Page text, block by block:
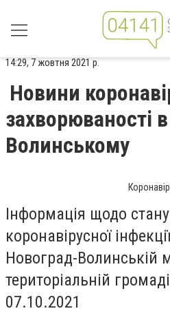
14:29, 7 жовтня 2021 р.
Новини
захворюваності
Волинському
Інформація щодо
коронавірусної
Новоград-Волинській
територіальній
07.10.2021